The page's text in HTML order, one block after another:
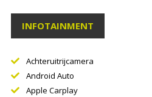
INFOTAINMENT
Achteruitrijcamera
Android Auto
Apple Carplay